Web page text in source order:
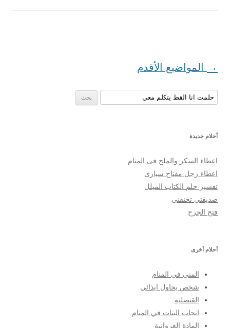
تصفح المواضيع
→ المواضيع الأقدم
البحث عن:
أحلام جديدة
اعطاء السكر والملح فى المنام
اعطاء رجل مفتاح سيارى
تفسير حلم الكتاب المبلل
صديقتي تخنقني
فتح الجرح
أحلام أخرى
المني في المنام
شخص يحاول ايذائي
القنصلية
انجاب البنات في المنام
المادة الغروانية